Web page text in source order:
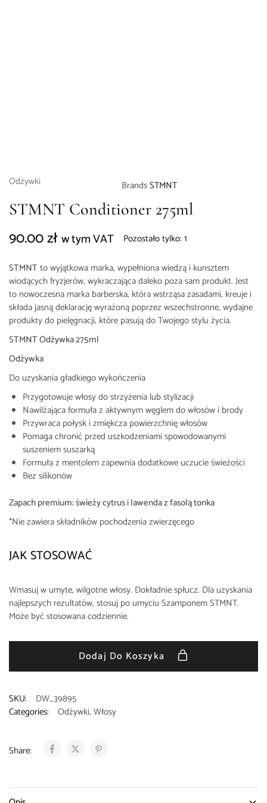
Odżywki BrandsSTMNT
STMNT Conditioner 275ml
90.00złw tym VAT
Pozostało tylko: 1
STMNTto wyjątkowa marka, wypełniona wiedzą i kunsztem
wiodących fryzjerów, wykraczająca daleko poza sam produkt. Jest
to nowoczesna marka barberska, która wstrząsa zasadami, kreuje i
składa jasną deklarację wyrażoną poprzez wszechstronne, wydajne
produkty do pielęgnacji, które pasują do Twojego stylu życia.
STMNT Odżywka 275ml
Odżywka
Do uzyskania gładkiego wykończenia
Przygotowuje włosy do strzyżenia lub stylizacji
Nawilżająca formuła z aktywnym węglem do włosów i brody
Przywraca połysk i zmiękcza powierzchnię włosów
Pomaga chronić przed uszkodzeniami spowodowanymi
suszeniem suszarką
Formuła z mentolem zapewnia dodatkowe uczucie świeżości
Bez silikonów
Zapach premium: świeży cytrus i lawenda z fasolą tonka
*Nie zawiera składników pochodzenia zwierzęcego
JAK STOSOWAĆ
Wmasuj w umyte, wilgotne włosy. Dokładnie spłucz. Dla uzyskania
najlepszych rezultatów, stosuj po umyciu Szamponem STMNT.
Może być stosowana codziennie.
Dodaj Do Koszyka
SKU:
DW_39895
Categories:
Odżywki, Włosy
Share: